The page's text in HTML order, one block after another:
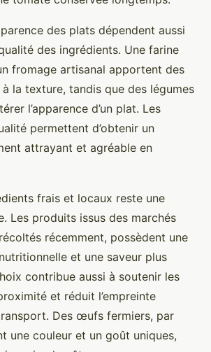
des plats dépendent aussi
des ingrédients. Une farine
fromage artisanal apportent des
la texture, tandis que des légumes
l’apparence d’un plat. Les
permettent d’obtenir un
attrayant et agréable en
frais et locaux reste une
Les produits issus des marchés
récemment, possèdent une
et une saveur plus
contribue aussi à soutenir les
et réduit l’empreinte
Des œufs fermiers, par
une couleur et un goût uniques,